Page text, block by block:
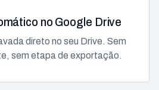
no Google Drive
direto no seu Drive. Sem
sem etapa de exportação.